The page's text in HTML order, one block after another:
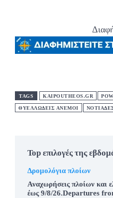
TAGS KAIPOUTHEOS.GR
ΘΥΕΛΛΩΔΕΙΣ ΑΝΕΜΟΙ
Top επιλογές της
Δρομολόγια πλοίων
Αναχωρήσεις πλοίων και
έως 9/8/26.Departures